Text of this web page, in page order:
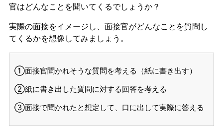
官はどんなことを聞いてくるでしょうか？
実際の面接をイメージし、面接官がどんなことを質問し
てくるかを想像してみましょう。
①面接官聞かれそうな質問を考える（紙に書き出す）
②紙に書き出した質問に対する回答を考える
③面接で聞かれたと想定して、口に出して実際に答える